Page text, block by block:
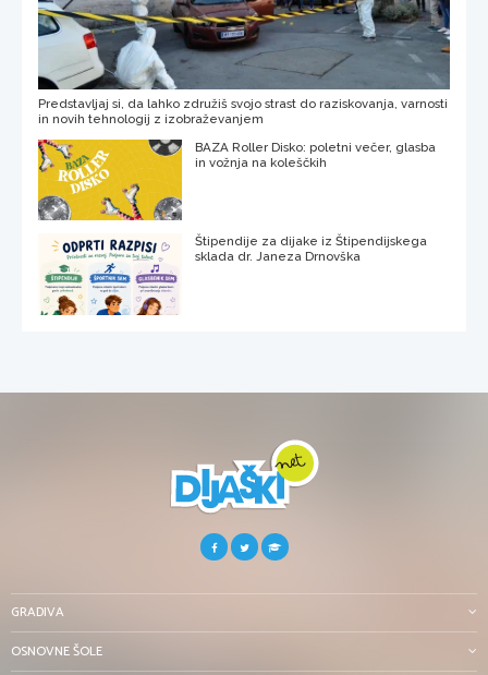
Predstavljaj si, da lahko združiš svojo strast do raziskovanja, varnosti
in novih tehnologij z izobraževanjem
BAZA Roller Disko: poletni večer, glasba
in vožnja na koleščkih
Štipendije za dijake iz Štipendijskega
sklada dr. Janeza Drnovška
GRADIVA
OSNOVNE ŠOLE